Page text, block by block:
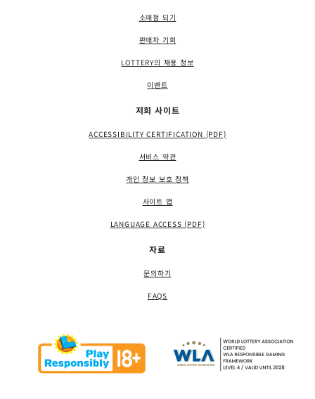
소매점 되기
판매자 기회
LOTTERY의 채용 정보
이벤트
저희 사이트
ACCESSIBILITY CERTIFICATION (PDF)
서비스 약관
개인 정보 보호 정책
사이트 맵
LANGUAGE ACCESS (PDF)
자료
문의하기
FAQS